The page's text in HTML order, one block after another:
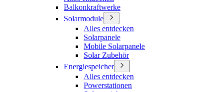
Balkonkraftwerke
Solarmodule
Alles entdecken
Solarpanele
Mobile Solarpanele
Solar Zubehör
Energiespeicher
Alles entdecken
Powerstationen